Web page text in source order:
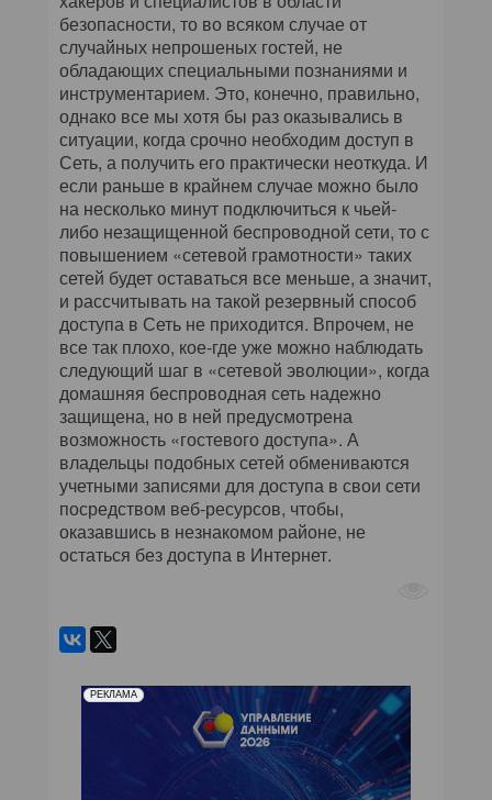
безопасности, то во всяком случае от
случайных непрошеных гостей, не
обладающих специальными познаниями и
инструментарием. Это, конечно, правильно,
однако все мы хотя бы раз оказывались в
ситуации, когда срочно необходим доступ в
Сеть, а получить его практически неоткуда. И
если раньше в крайнем случае можно было
на несколько минут подключиться к чьей-
либо незащищенной беспроводной сети, то с
повышением «сетевой грамотности» таких
сетей будет оставаться все меньше, а значит,
и рассчитывать на такой резервный способ
доступа в Сеть не приходится. Впрочем, не
все так плохо, кое-где уже можно наблюдать
следующий шаг в «сетевой эволюции», когда
домашняя беспроводная сеть надежно
защищена, но в ней предусмотрена
возможность «гостевого доступа». А
владельцы подобных сетей обмениваются
учетными записями для доступа в свои сети
посредством веб-ресурсов, чтобы,
оказавшись в незнакомом районе, не
остаться без доступа в Интернет.
РЕКЛАМА